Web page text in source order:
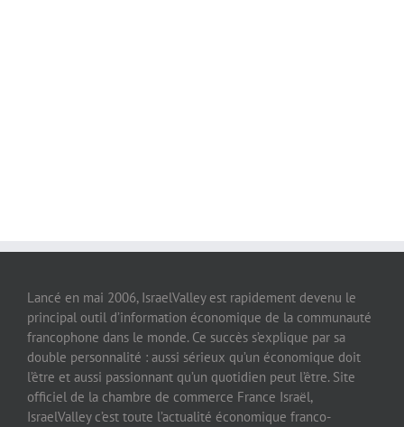
Lancé en mai 2006, IsraelValley est rapidement devenu le
principal outil d’information économique de la communauté
francophone dans le monde. Ce succès s’explique par sa
double personnalité : aussi sérieux qu’un économique doit
l’être et aussi passionnant qu’un quotidien peut l’être. Site
officiel de la chambre de commerce France Israël,
IsraelValley c’est toute l’actualité économique franco-